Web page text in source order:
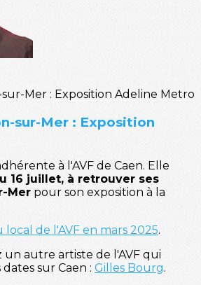
sur-Mer : Exposition
à l'AVF de Caen. Elle
16 juillet, à retrouver ses
Mer pour son exposition à la
local de l'AVF en mars 2025.
un autre artiste de l'AVF qui
sur Caen : Gilles Bourg.